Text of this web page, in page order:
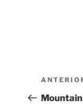
de
Post
anterior